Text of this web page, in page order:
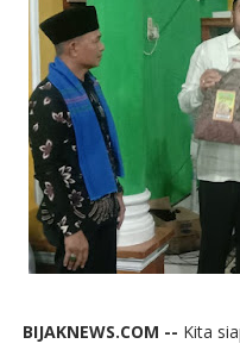
BIJAKNEWS.COM -- Kita